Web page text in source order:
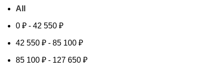
All
0 ₽ - 42 550 ₽
42 550 ₽ - 85 100 ₽
85 100 ₽ - 127 650 ₽